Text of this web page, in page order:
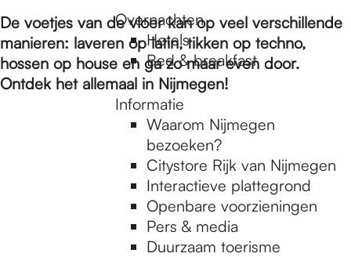
Overnachten
Hotels
Bed & breakfast
Informatie
Waarom Nijmegen
bezoeken?
Citystore Rijk van Nijmegen
Interactieve plattegrond
Openbare voorzieningen
Pers & media
Duurzaam toerisme
De voetjes van de vloer kan op veel verschillende
manieren: laveren op latin, tikken op techno,
hossen op house en ga zo maar even door.
Ontdek het allemaal in Nijmegen!